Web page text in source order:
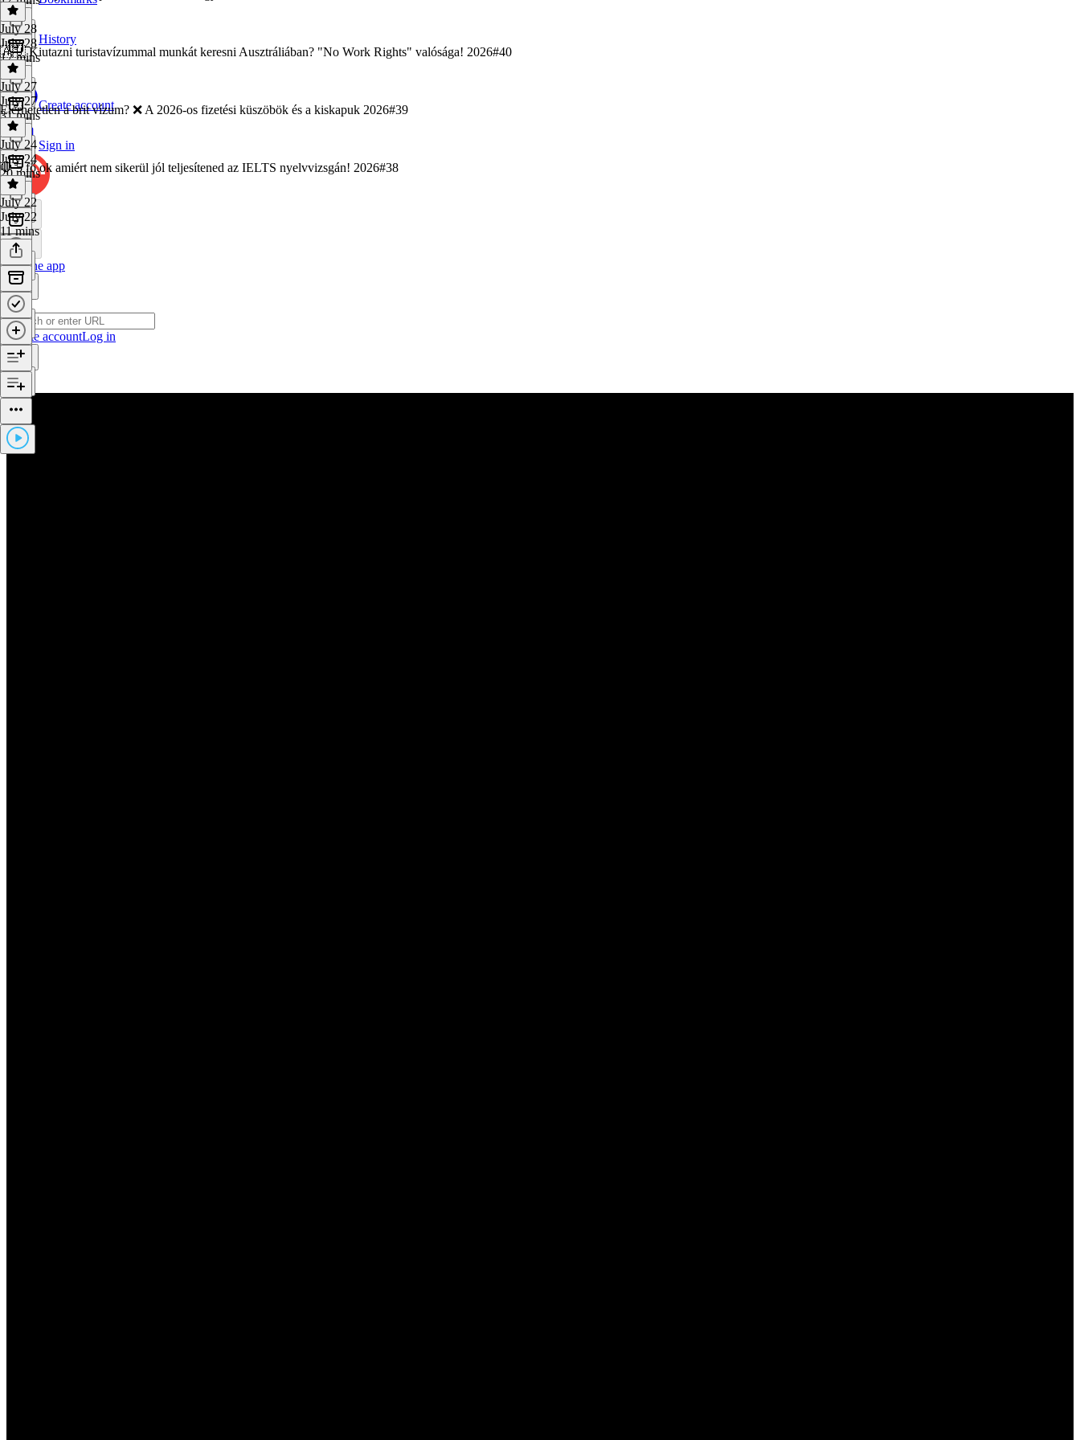
History
Create account
Sign in
Get the app
Create accountLog in
July 28
July 28
12 mins
🇦🇺 Kiutazni turistavízummal munkát keresni Ausztráliában? "No Work Rights" valósága! 2026#40
July 27
July 27
31 mins
Elérhetetlen a brit vízum? ❌ A 2026-os fizetési küszöbök és a kiskapuk 2026#39
July 24
July 24
20 mins
🛑 5 fő ok amiért nem sikerül jól teljesítened az IELTS nyelvvizsgán! 2026#38
July 22
July 22
11 mins